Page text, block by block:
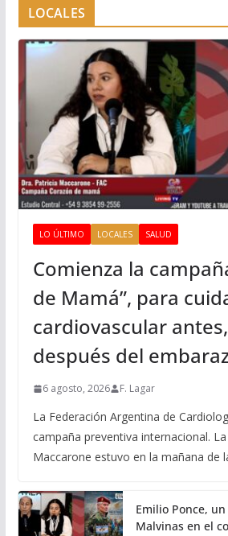
LOCALES
LO ÚLTIMO LOCALES SALUD
Comienza la
de Mamá”, para
cardiovascular
después del
6 agosto, 2026 F. Lagar
La Federación Argentina de
campaña preventiva internacional.
Maccarone estuvo en la mañana de
Emilio Ponce,
Malvinas en el